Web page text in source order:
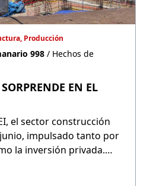
Producción
998 / Hechos de
EN EL
el sector construcción
impulsado tanto por
la inversión privada.
nivel de crecimiento
desde 2013.